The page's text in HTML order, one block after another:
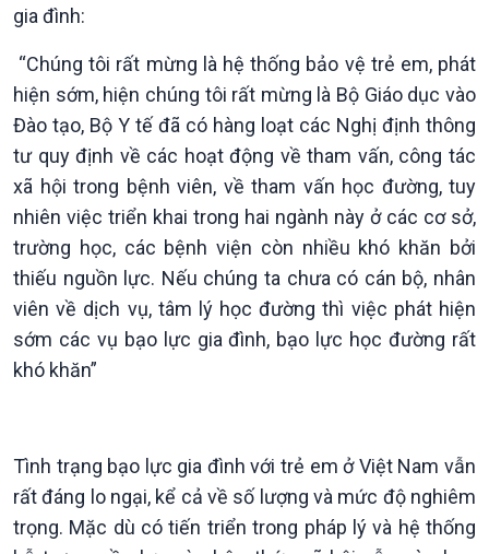
Văn hoá & Du lịch
Tin Văn hoá & Du lịch
Multimedia
E-Magazine
gia đình:
“Chúng tôi rất mừng là hệ thống bảo vệ trẻ em, phát
hiện sớm, hiện chúng tôi rất mừng là Bộ Giáo dục vào
Đào tạo, Bộ Y tế đã có hàng loạt các Nghị định thông
tư quy định về các hoạt động về tham vấn, công tác
xã hội trong bệnh viên, về tham vấn học đường, tuy
nhiên việc triển khai trong hai ngành này ở các cơ sở,
trường học, các bệnh viện còn nhiều khó khăn bởi
thiếu nguồn lực. Nếu chúng ta chưa có cán bộ, nhân
viên về dịch vụ, tâm lý học đường thì việc phát hiện
sớm các vụ bạo lực gia đình, bạo lực học đường rất
khó khăn”
Tình trạng bạo lực gia đình với trẻ em ở Việt Nam vẫn
rất đáng lo ngại, kể cả về số lượng và mức độ nghiêm
trọng. Mặc dù có tiến triển trong pháp lý và hệ thống